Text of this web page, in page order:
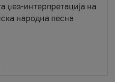
џез-интерпретација на
народна песна